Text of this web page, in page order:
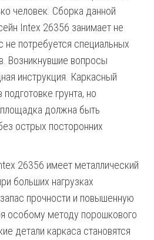
человек. Сборка данной
Intex 26356 занимает не
не потребуется специальных
Возникнувшие вопросы
инструкция. Каркасный
грунта, но
должна быть
острых посторонних
26356 имеет металлический
больших нагрузках
прочности и повышенную
особому методу порошкового
детали каркаса становятся